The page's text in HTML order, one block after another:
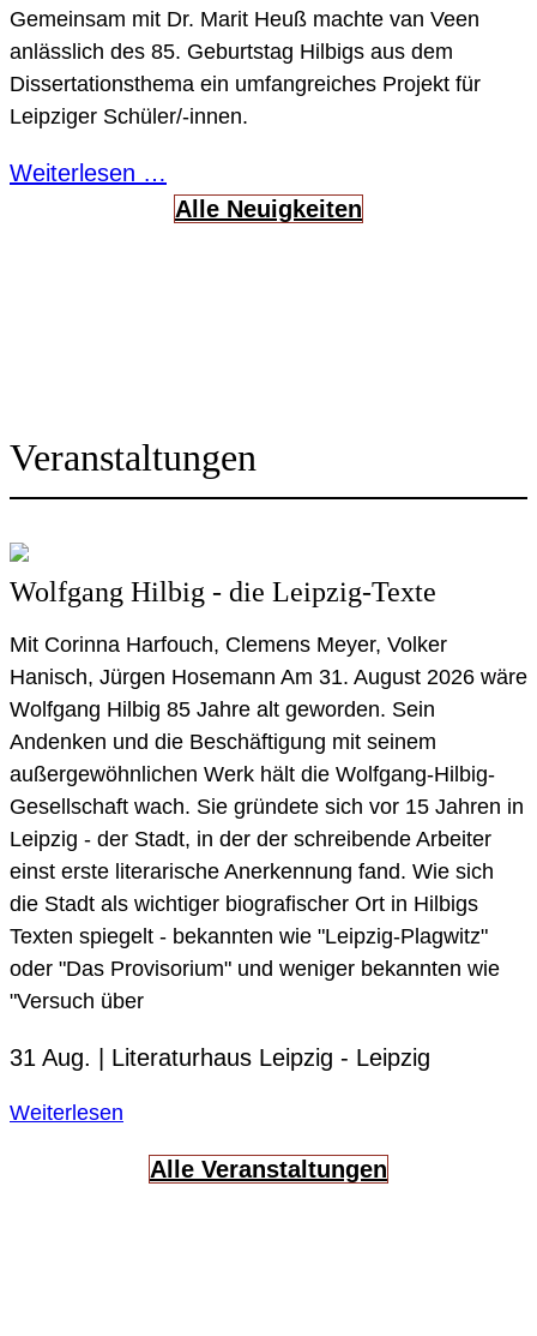
Gemeinsam mit Dr. Marit Heuß machte van Veen
anlässlich des 85. Geburtstag Hilbigs aus dem
Dissertationsthema ein umfangreiches Projekt für
Leipziger Schüler/-innen.
Weiterlesen …
Alle Neuigkeiten
Veranstaltungen
Wolfgang Hilbig - die Leipzig-Texte
Mit Corinna Harfouch, Clemens Meyer, Volker
Hanisch, Jürgen Hosemann Am 31. August 2026 wäre
Wolfgang Hilbig 85 Jahre alt geworden. Sein
Andenken und die Beschäftigung mit seinem
außergewöhnlichen Werk hält die Wolfgang-Hilbig-
Gesellschaft wach. Sie gründete sich vor 15 Jahren in
Leipzig - der Stadt, in der der schreibende Arbeiter
einst erste literarische Anerkennung fand. Wie sich
die Stadt als wichtiger biografischer Ort in Hilbigs
Texten spiegelt - bekannten wie "Leipzig-Plagwitz"
oder "Das Provisorium" und weniger bekannten wie
"Versuch über
31 Aug. | Literaturhaus Leipzig - Leipzig
Weiterlesen
Alle Veranstaltungen